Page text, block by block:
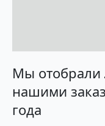
Мы отобрали
нашими
года